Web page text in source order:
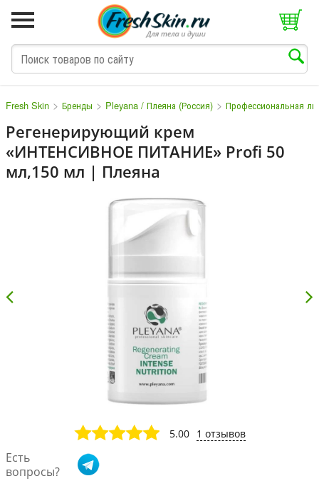
Fresh Skin > Бренды > Pleyana / Плеяна (Россия) > Профессиональная
Регенерирующий крем
«ИНТЕНСИВНОЕ ПИТАНИЕ» Profi 50
мл,150 мл | Плеяна
5.00 1 отзывов
Есть
вопросы?
M N O P Q S